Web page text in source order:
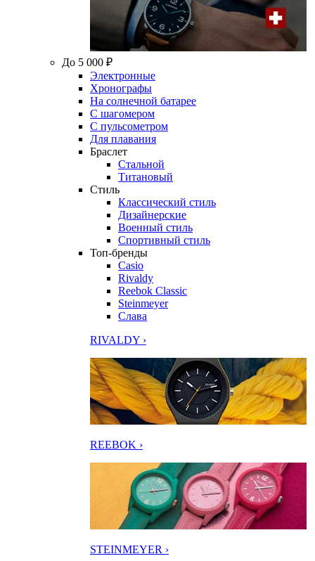
До 5 000 ₽
Электронные
Хронографы
На солнечной батарее
С шагомером
С пульсометром
Для плавания
Браслет
Стальной
Титановый
Стиль
Классический стиль
Дизайнерские
Военный стиль
Спортивный стиль
Топ-бренды
Casio
Rivaldy
Reebok Classic
Steinmeyer
Слава
RIVALDY ›
REEBOK ›
STEINMEYER ›